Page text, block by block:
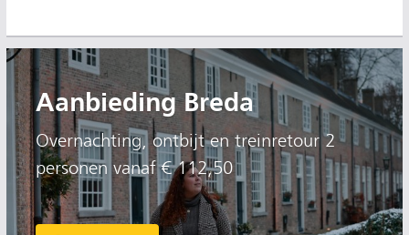
Aanbieding Breda
Overnachting, ontbijt en treinretour 2
personen vanaf € 112,50